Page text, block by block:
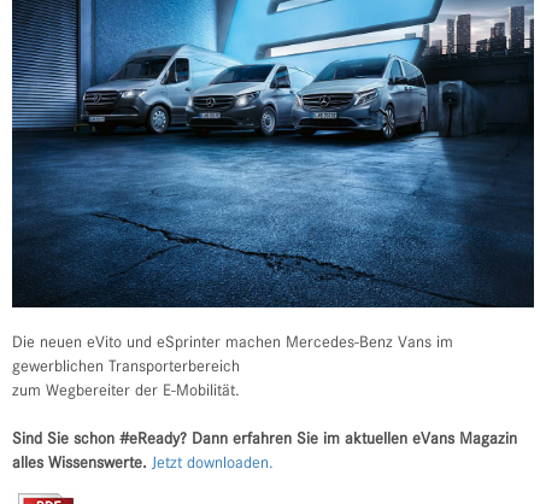
Die neuen eVito und eSprinter machen Mercedes-Benz Vans im
gewerblichen Transporterbereich
zum Wegbereiter der E-Mobilität.
Sind Sie schon #eReady? Dann erfahren Sie im aktuellen eVans Magazin
alles Wissenswerte. Jetzt downloaden.